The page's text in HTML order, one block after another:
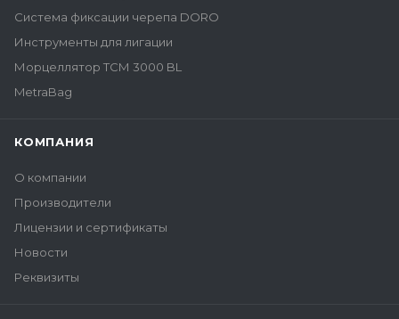
Система фиксации черепа DORO
Инструменты для лигации
Морцеллятор ТСМ 3000 BL
MetraBag
КОМПАНИЯ
О компании
Производители
Лицензии и сертификаты
Новости
Реквизиты